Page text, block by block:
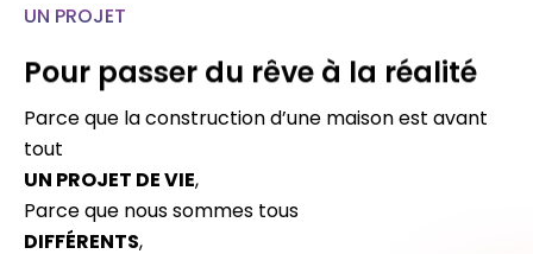
UN PROJET
Pour passer du rêve à la réalité
Parce que la construction d’une maison est avant
tout
UN PROJET DE VIE,
Parce que nous sommes tous
DIFFÉRENTS,